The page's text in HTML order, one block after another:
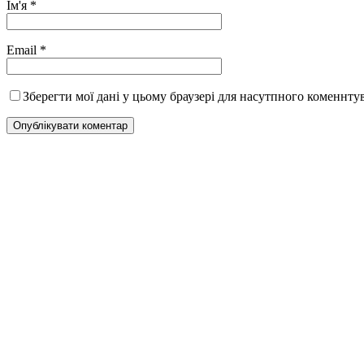
Ім'я *
Email *
Зберегти мої дані у цьому браузері для насутпного